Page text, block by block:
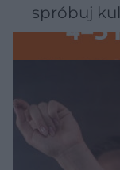
spróbuj
Wawelu